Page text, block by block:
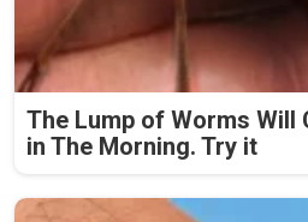
The Lump of Worms Will
in The Morning. Try it